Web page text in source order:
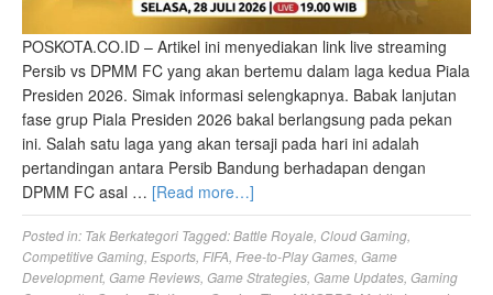
POSKOTA.CO.ID – Artikel ini menyediakan link live streaming
Persib vs DPMM FC yang akan bertemu dalam laga kedua Piala
Presiden 2026. Simak informasi selengkapnya. Babak lanjutan
fase grup Piala Presiden 2026 bakal berlangsung pada pekan
ini. Salah satu laga yang akan tersaji pada hari ini adalah
pertandingan antara Persib Bandung berhadapan dengan
DPMM FC asal … [Read more…]
Posted in: Tak Berkategori Tagged:Battle Royale Cloud Gaming
Competitive Gaming Esports FIFA Free-to-Play Games Game
Development, Game Reviews Game Strategies Game Updates Gaming